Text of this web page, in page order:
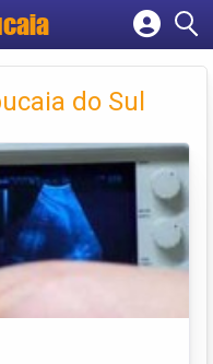
empresa
do Sul